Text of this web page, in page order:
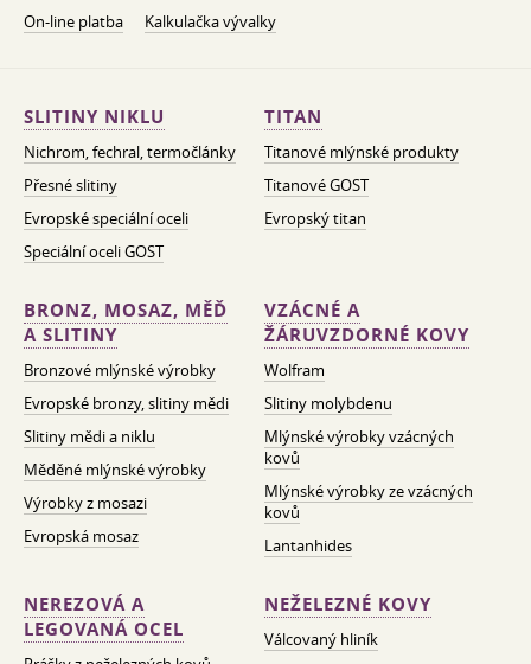
On-line platba
Kalkulačka vývalky
SLITINY NIKLU
Nichrom, fechral, termočlánky
Přesné slitiny
Evropské speciální oceli
Speciální oceli GOST
TITAN
Titanové mlýnské produkty
Titanové GOST
Evropský titan
BRONZ, MOSAZ, MĚĎ
A SLITINY
Bronzové mlýnské výrobky
Evropské bronzy, slitiny mědi
Slitiny mědi a niklu
Měděné mlýnské výrobky
Výrobky z mosazi
Evropská mosaz
VZÁCNÉ A
ŽÁRUVZDORNÉ KOVY
Wolfram
Slitiny molybdenu
Mlýnské výrobky vzácných
kovů
Mlýnské výrobky ze vzácných
kovů
Lantanhides
NEREZOVÁ A
LEGOVANÁ OCEL
NEŽELEZNÉ KOVY
Válcovaný hliník